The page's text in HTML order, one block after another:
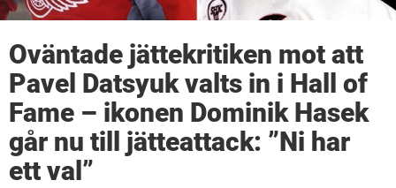
Oväntade jättekritiken mot att
Pavel Datsyuk valts in i Hall of
Fame – ikonen Dominik Hasek
går nu till jätteattack: ”Ni har
ett val”